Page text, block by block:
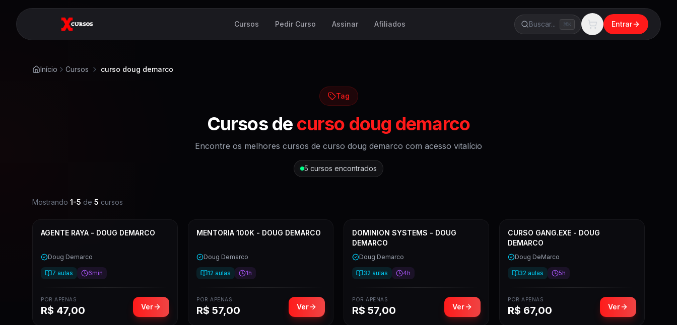
Cursos Pedir Curso Assinar Afiliados Buscar... K Entrar
Início Cursos curso doug demarco
Tag
Cursos de curso doug demarco
Encontre os melhores cursos de curso doug demarco com acesso vitalício
5 cursos encontrados
Mostrando 1-5 de 5 cursos
AGENTE RAYA - DOUG DEMARCO
Doug Demarco
7 aulas 6min
POR APENAS
R$ 47,00 Ver
MENTORIA 100K - DOUG DEMARCO
Doug Demarco
12 aulas 1h
POR APENAS
R$ 57,00 Ver
DOMINION SYSTEMS - DOUG
DEMARCO
Doug Demarco
32 aulas 4h
POR APENAS
R$ 57,00 Ver
CURSO GANG.EXE - DOUG
DEMARCO
Doug DeMarco
32 aulas 5h
POR APENAS
R$ 67,00 Ver